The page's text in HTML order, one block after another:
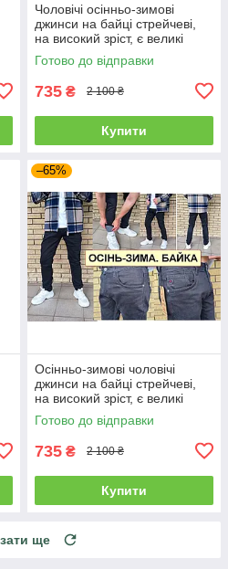
Чоловічі осінньо-зимові
джинси на байці стрейчеві,
на високий зріст, є великі
розміри VINGVGS, Туреччина
Готово до відправки
735 ₴ 2 100 ₴
Купити
–65%
Осінньо-зимові чоловічі
джинси на байці стрейчеві,
на високий зріст, є великі
розміри VINGVGS, Туреччина
Готово до відправки
735 ₴ 2 100 ₴
Купити
ще